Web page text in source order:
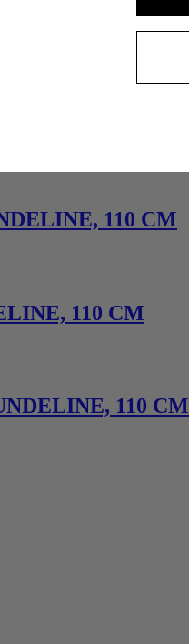
110 CM
110 CM
110 CM